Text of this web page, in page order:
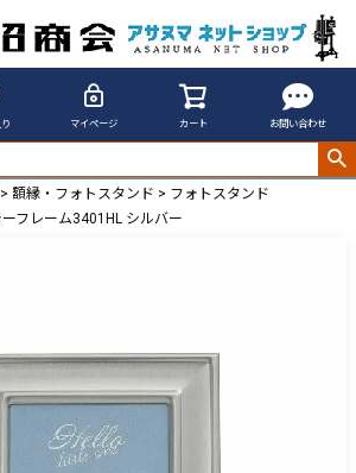
マイページ カート お問い合わせ
額縁・フォトスタンド
フォトスタンド
フレーム3401HL シルバー